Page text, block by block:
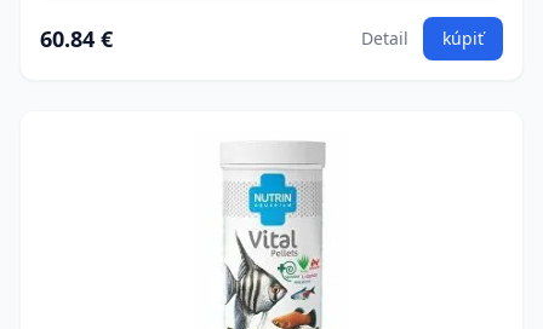
60.84 € Detail kúpiť